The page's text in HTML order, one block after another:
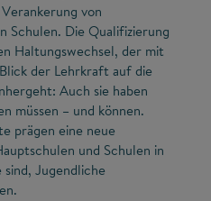
von
Schulen. Die Qualifizierung
Haltungswechsel, der mit
der Lehrkraft auf die
Auch sie haben
müssen – und können.
prägen eine neue
und Schulen in
Jugendliche